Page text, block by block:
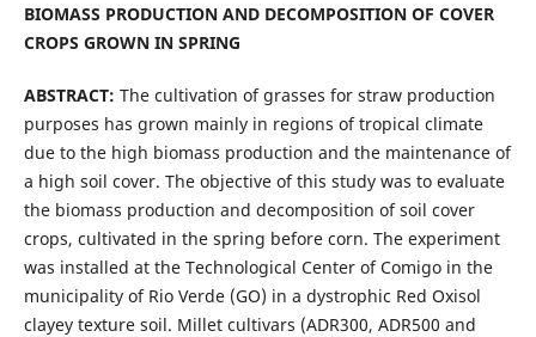
BIOMASS PRODUCTION AND DECOMPOSITION OF COVER
CROPS GROWN IN SPRING
ABSTRACT: The cultivation of grasses for straw production
purposes has grown mainly in regions of tropical climate
due to the high biomass production and the maintenance of
a high soil cover. The objective of this study was to evaluate
the biomass production and decomposition of soil cover
crops, cultivated in the spring before corn. The experiment
was installed at the Technological Center of Comigo in the
municipality of Rio Verde (GO) in a dystrophic Red Oxisol
clayey texture soil. Millet cultivars (ADR300, ADR500 and